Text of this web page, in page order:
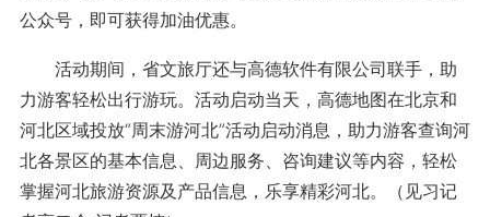
公众号，即可获得加油优惠。
活动期间，省文旅厅还与高德软件有限公司联手，助
力游客轻松出行游玩。活动启动当天，高德地图在北京和
河北区域投放“周末游河北”活动启动消息，助力游客查询河
北各景区的基本信息、周边服务、咨询建议等内容，轻松
掌握河北旅游资源及产品信息，乐享精彩河北。（见习记